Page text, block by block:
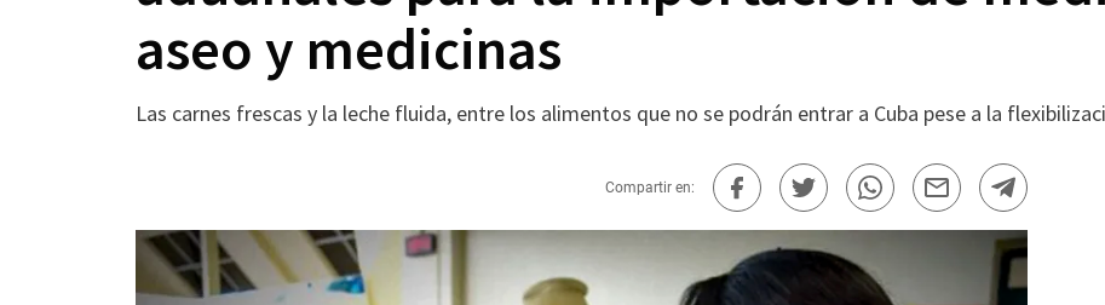
aseo y medicinas
Las carnes frescas y la leche fluida, entre los alimentos que no se podrán entrar a Cuba pese a la
Compartir en: